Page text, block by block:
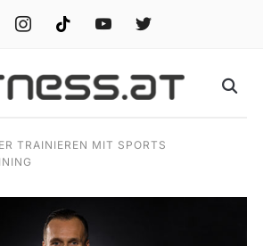
instagramtiktok youtube twitter
TRAINIEREN MIT SPORTS